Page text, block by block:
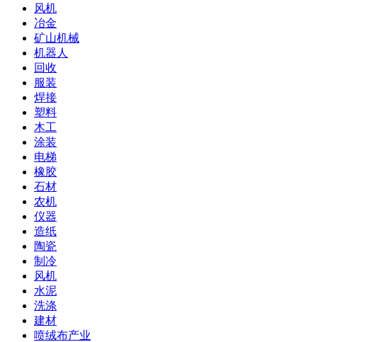
风机
冶金
矿山机械
机器人
回收
服装
焊接
塑料
木工
涂装
电梯
橡胶
石材
农机
仪器
造纸
陶瓷
制冷
风机
水泥
洗涤
建材
喷绒布产业